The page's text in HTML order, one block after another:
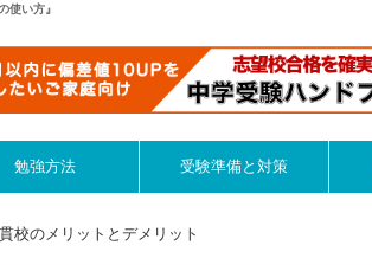
使い方』
勉強方法 受験準備と対策
校のメリットとデメリット